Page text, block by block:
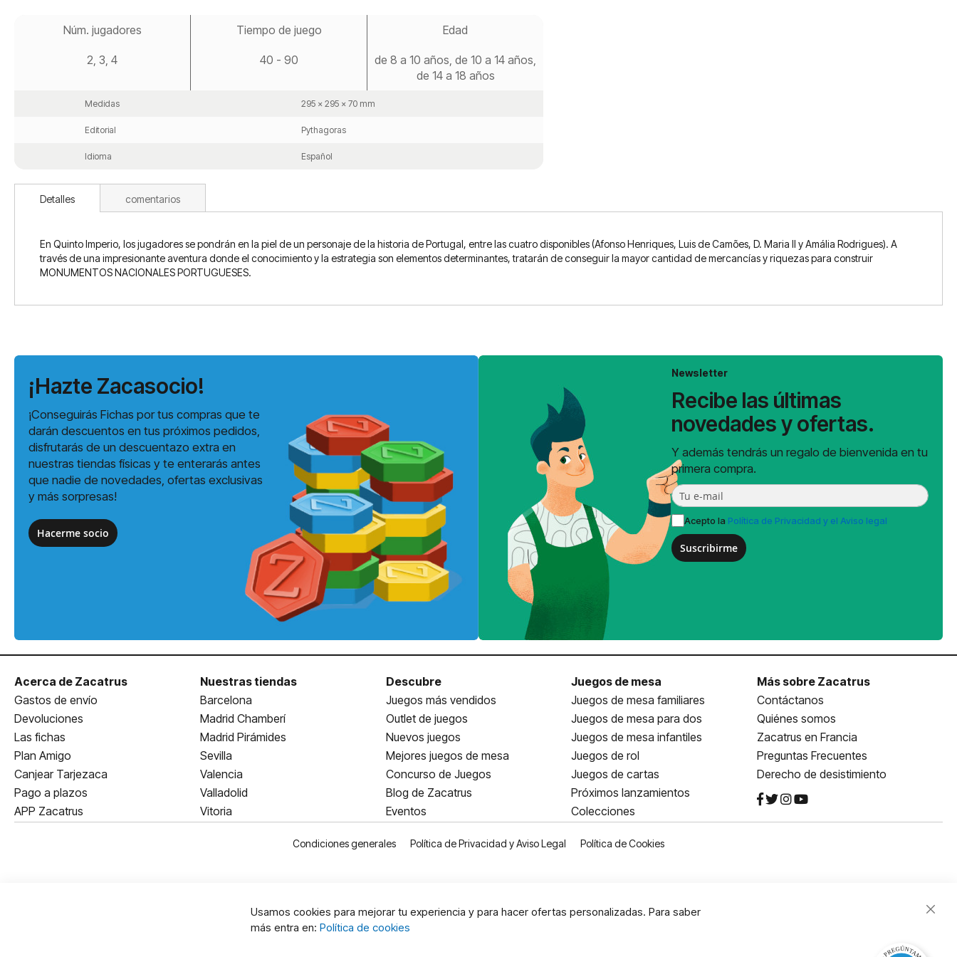
Núm. jugadores
2, 3, 4
Tiempo de juego
40 - 90
Edad
de 8 a 10 años, de 10 a 14 años,
de 14 a 18 años
Medidas 295 x 295 x 70 mm
Editorial Pythagoras
Idioma Español
Detalles
En Quinto Imperio, los jugadores se pondrán en la piel de un personaje de la historia de Portugal, entre las cuatro disponibles (Afonso Henriques, Luis de Camões, D. Maria II y Amália Rodrigues). A
través de una impresionante aventura donde el conocimiento y la estrategia son elementos determinantes, tratarán de conseguir la mayor cantidad de mercancías y riquezas para construir
MONUMENTOS NACIONALES PORTUGUESES.
comentarios
¡Hazte Zacasocio!
¡Conseguirás Fichas por tus compras que te
darán descuentos en tus próximos pedidos,
disfrutarás de un descuentazo extra en
nuestras tiendas físicas y te enterarás antes
que nadie de novedades, ofertas exclusivas
y más sorpresas!
Hacerme socio
Newsletter
Recibe las últimas
novedades y ofertas.
Y además tendrás un regalo de bienvenida en tu
primera compra.
Acepto la Política de Privacidad y el Aviso legal
Suscribirme
Acerca de Zacatrus
Gastos de envío
Devoluciones
Las fichas
Plan Amigo
Canjear Tarjezaca
Pago a plazos
APP Zacatrus
Nuestras tiendas
Barcelona
Madrid Chamberí
Madrid Pirámides
Sevilla
Valencia
Valladolid
Vitoria
Descubre
Juegos más vendidos
Outlet de juegos
Nuevos juegos
Mejores juegos de mesa
Concurso de Juegos
Blog de Zacatrus
Eventos
Juegos de mesa
Juegos de mesa familiares
Juegos de mesa para dos
Juegos de mesa infantiles
Juegos de rol
Juegos de cartas
Próximos lanzamientos
Colecciones
Más sobre Zacatrus
Contáctanos
Quiénes somos
Zacatrus en Francia
Preguntas Frecuentes
Derecho de desistimiento
Condiciones generales Política de Privacidad y Aviso Legal Política de Cookies
Usamos cookies para mejorar tu experiencia y para hacer ofertas personalizadas. Para saber
más entra en: Política de cookies